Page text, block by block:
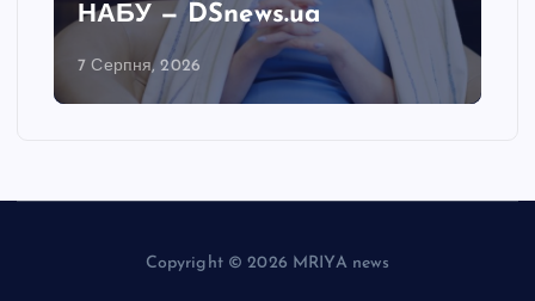
НАБУ — DSnews.ua
7 Серпня, 2026
Copyright © 2026 MRIYA news